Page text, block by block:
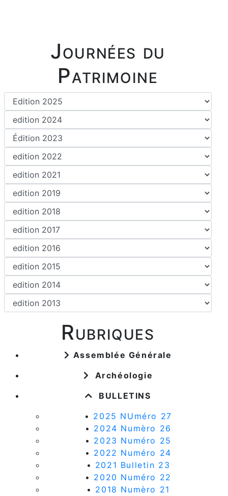
Journées du
Patrimoine
Rubriques
Assemblée Générale
Archéologie
BULLETINS
• 2025 NUméro 27
• 2024 Numèro 26
• 2023 Numéro 25
• 2022 Numéro 24
• 2021 Bulletin 23
• 2020 Numéro 22
• 2018 Numèro 21